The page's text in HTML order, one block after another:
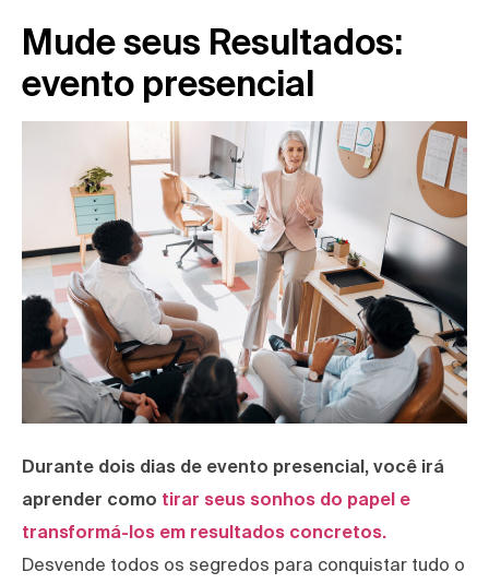
Mude seus Resultados:
evento presencial
Durante dois dias de evento presencial, você irá
aprender como tirar seus sonhos do papel e
transformá-los em resultados concretos.
Desvende todos os segredos para conquistar tudo o